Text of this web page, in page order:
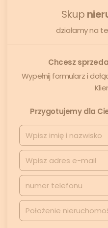
Skup
działamy na
Chcesz
Wypełnij formularz i
Przygotujemy dla